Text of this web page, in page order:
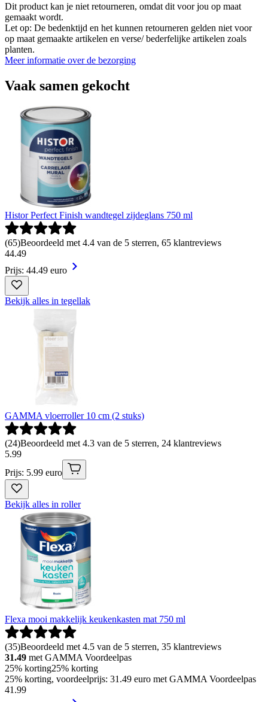
Dit product kan je niet retourneren, omdat dit voor jou op maat
gemaakt wordt.
Let op: De bedenktijd en het kunnen retourneren gelden niet voor
op maat gemaakte artikelen en verse/ bederfelijke artikelen zoals
planten.
Meer informatie over de bezorging
Vaak samen gekocht
Histor Perfect Finish wandtegel zijdeglans 750 ml
(65)Beoordeeld met 4.4 van de 5 sterren, 65 klantreviews
44.49
Prijs: 44.49 euro
Bekijk alles in tegellak
GAMMA vloerroller 10 cm (2 stuks)
(24)Beoordeeld met 4.3 van de 5 sterren, 24 klantreviews
5.99
Prijs: 5.99 euro
Bekijk alles in roller
Flexa mooi makkelijk keukenkasten mat 750 ml
(35)Beoordeeld met 4.5 van de 5 sterren, 35 klantreviews
31.49 met GAMMA Voordeelpas
25% korting25% korting
25% korting, voordeelprijs: 31.49 euro met GAMMA Voordeelpas
41 .99